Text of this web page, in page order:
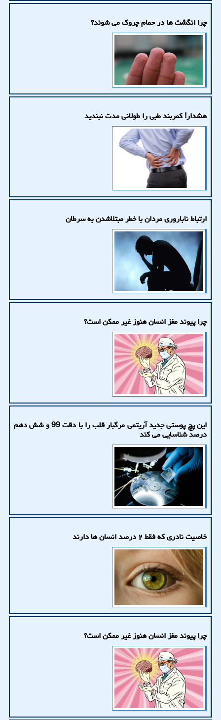
چرا انگشت ها در حمام چروک می شوند؟
هشدار! کمربند طبی را طولانی مدت نبندید
ارتباط ناباروری مردان با خطر مبتلاشدن به سرطان
چرا پیوند مغز انسان هنوز غیر ممکن است؟
این پچ پوستی جدید آریتمی مرگبار قلب را با دقت 99 و شش دهم
درصد شناسایی می کند
خاصیت نادری که فقط ۲ درصد انسان ها دارند
چرا پیوند مغز انسان هنوز غیر ممکن است؟